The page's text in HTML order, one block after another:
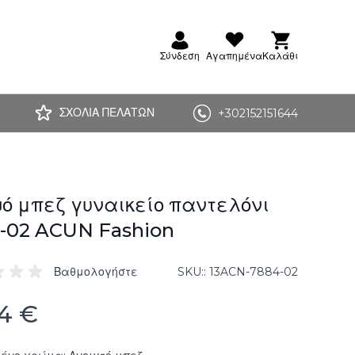
Σύνδεση ΑγαπημέναΚαλάθι
ΣΧΟΛΙΑ ΠΕΛΑΤΩΝ +302152151644
μπεζ γυναικείο παντελόνι
02 ACUN Fashion
Βαθμολογήστε SKU: 13ACN-7884-02
€